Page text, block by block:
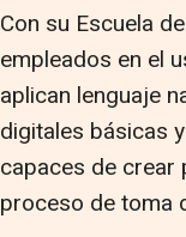
Con su Escuela
empleados en el
aplican lenguaje
digitales básicas
capaces de crear
proceso de toma